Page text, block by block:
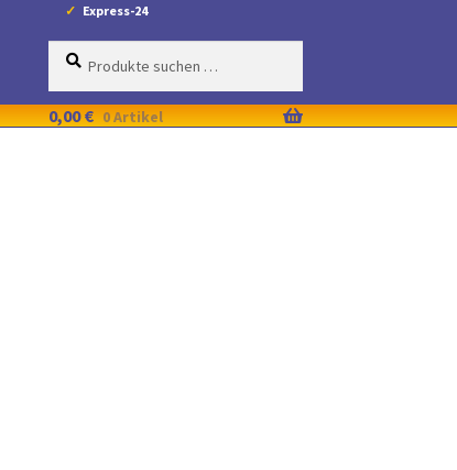
Express-24
Suche
Suchen
0,00€ 0 Artikel